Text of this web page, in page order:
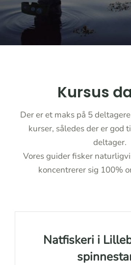
Kursus
Der er et maks på 5
kurser, således der er god
deltager.
Vores guider fisker
koncentrerer sig 100%
Natfiskeri i